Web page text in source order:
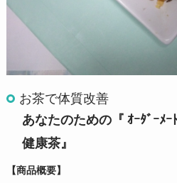
お茶で体質改善
あなたのための『 ｵｰﾀﾞｰﾒ
健康茶』
【商品概要】